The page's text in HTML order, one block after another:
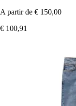
A partir de € 150,00
€ 100,91